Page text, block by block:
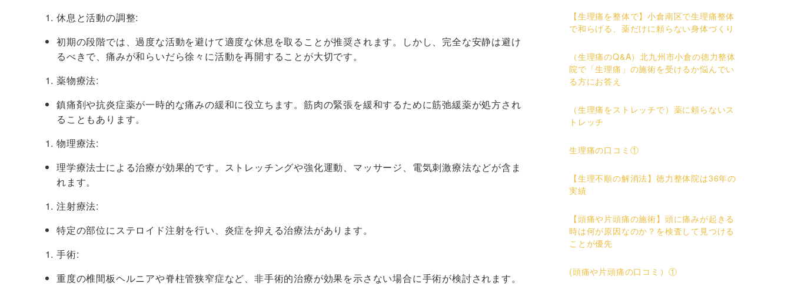
休息と活動の調整:
初期の段階では、過度な活動を避けて適度な休息を取ることが推奨されます。しかし、完全な安静は避け
るべきで、痛みが和らいだら徐々に活動を再開することが大切です。
薬物療法:
鎮痛剤や抗炎症薬が一時的な痛みの緩和に役立ちます。筋肉の緊張を緩和するために筋弛緩薬が処方され
ることもあります。
物理療法:
理学療法士による治療が効果的です。ストレッチングや強化運動、マッサージ、電気刺激療法などが含ま
れます。
注射療法:
特定の部位にステロイド注射を行い、炎症を抑える治療法があります。
手術:
重度の椎間板ヘルニアや脊柱管狭窄症など、非手術的治療が効果を示さない場合に手術が検討されます。
【生理痛を整体で】小倉南区で生理痛整体
で和らげる、薬だけに頼らない身体づくり
（生理痛のQ&A）北九州市小倉の徳力整体
院で「生理痛」の施術を受けるか悩んでい
る方にお答え
（生理痛をストレッチで）薬に頼らないス
トレッチ
生理痛の口コミ①
【生理不順の解消法】徳力整体院は36年の
実績
【頭痛や片頭痛の施術】頭に痛みが起きる
時は何が原因なのか？を検査して見つける
ことが優先
(頭痛や片頭痛の口コミ）①